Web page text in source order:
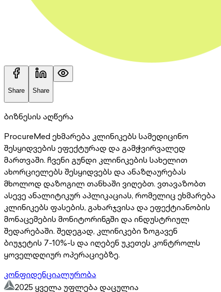
Share Share
ბიზნესის აღწერა
ProcureMed ეხმარება კლინიკებს სამედიცინო
შესყიდვების ეფექტურად და გამჭვირვალედ
მართვაში. ჩვენი გუნდი კლინიკების სახელით
ახორციელებს შესყიდვებს და ანაზღაურებას
მხოლოდ დაზოგილ თანხაში ვიღებთ. ვთავაზობთ
ასევე ანალიტიკურ აპლიკაციას, რომელიც ეხმარება
კლინიკებს ფასების, გახარჯვისა და ეფექტიანობის
მონაცემების მონიტორინგში და ინდუსტრიულ
შედარებაში. შედეგად, კლინიკები ზოგავენ
ბიუჯეტის 7-10%-ს და იღებენ უკეთეს კონტროლს
ყოველდღიურ ოპერაციებზე.
კონფიდენციალურობა
2025 ყველა უფლება დაცულია